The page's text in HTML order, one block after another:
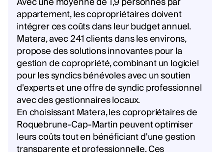
appartement, les copropriétaires doivent
intégrer ces coûts dans leur budget annuel.
Matera, avec 241 clients dans les environs,
propose des solutions innovantes pour la
gestion de copropriété, combinant un logiciel
pour les syndics bénévoles avec un soutien
d'experts et une offre de syndic professionnel
avec des gestionnaires locaux.
En choisissant Matera, les copropriétaires de
Roquebrune-Cap-Martin peuvent optimiser
leurs coûts tout en bénéficiant d'une gestion